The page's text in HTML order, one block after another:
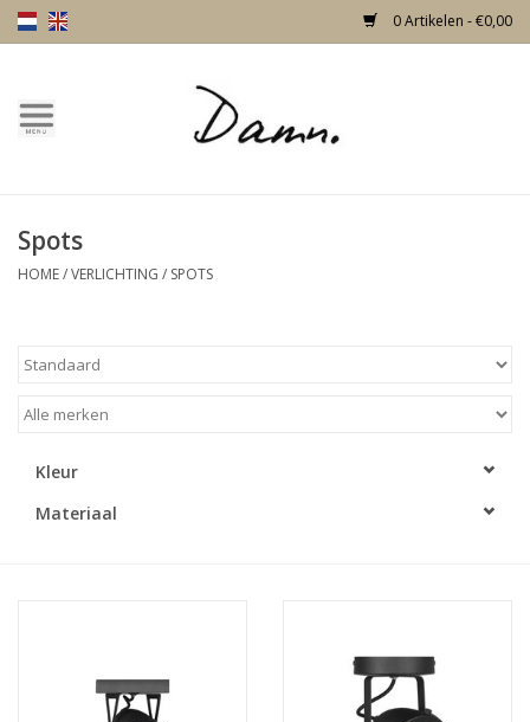
0 Artikelen - €0,00
Home
Nieuw!
Deuren
Spots
HOME/VERLICHTING / SPOTS
Kleur
Materiaal